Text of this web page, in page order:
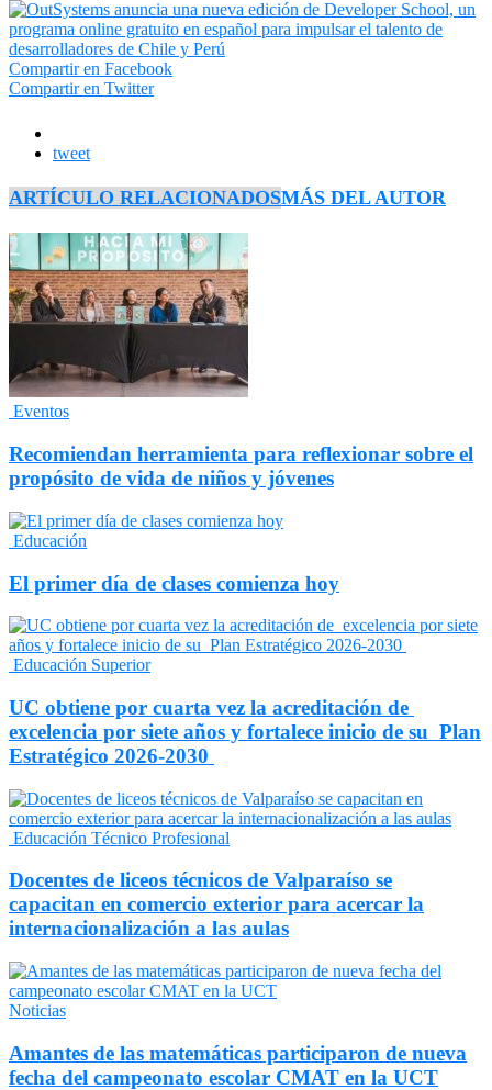
Compartir en Facebook
Compartir en Twitter
tweet
ARTÍCULO RELACIONADOSMÁS DEL AUTOR
Eventos
Recomiendan herramienta para reflexionar sobre el
propósito de vida de niños y jóvenes
Educación
El primer día de clases comienza hoy
Educación Superior
UC obtiene por cuarta vez la acreditación de
excelencia por siete años y fortalece inicio de su Plan
Estratégico 2026-2030
Educación Técnico Profesional
Docentes de liceos técnicos de Valparaíso se
capacitan en comercio exterior para acercar la
internacionalización a las aulas
Noticias
Amantes de las matemáticas participaron de nueva
fecha del campeonato escolar CMAT en la UCT